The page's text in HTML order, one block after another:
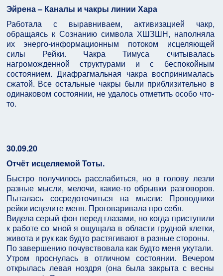
Эйрена – Каналы и чакры линии Хара
Работала с выравниваем, активизацией чакр,
обращаясь к Сознанию символа ХШЗШН, наполняла
их энерго-информационным потоком исцеляющей
силы Рейки. Чакра Тимуса считывалась
нагроможденной структурами и с беспокойным
состоянием. Диафрагмальная чакра воспринималась
сжатой. Все остальные чакры были приблизительно в
одинаковом состоянии, не удалось отметить особо что-
то.
30.09.20
Отчёт исцеляемой Тоты.
Быстро получилось расслабиться, но в голову лезли
разные мысли, мелочи, какие-то обрывки разговоров.
Пыталась сосредоточиться на мысли: Проводники
рейки исцелите меня. Проговаривала про себя.
Видела серый фон перед глазами, но когда приступили
к работе со мной я ощущала в области грудной клетки,
живота и рук как будто растягивают в разные стороны.
По завершению почувствовала как будто меня укутали.
Утром проснулась в отличном состоянии. Вечером
открылась левая ноздря (она была закрыта с весны